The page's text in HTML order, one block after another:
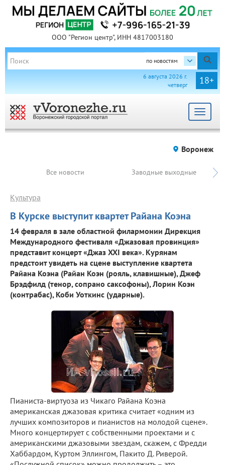
ООО "Регион центр", ИНН 4817003180
по новостям
18+
6 августа 2026 г.
четверг
Toggle
Воронеж
Все новости Заводные выходные
В Курске выступит квартет Райана Коэна
Культура
14 февраля в зале областной филармонии Дирекция
Международного фестиваля «Джазовая провинция»
представит концерт «Джаз XXI века». Курянам
предстоит увидеть на сцене выступление квартета
Райана Коэна (Райан Коэн (рояль, клавишные), Джеф
Брэдфилд (тенор, сопрано саксофоны), Лорин Коэн
(контрабас), Коби Уоткинс (ударные).
Пианиста-виртуоза из Чикаго Райана Коэна
американская джазовая критика считает «одним из
лучших композиторов и пианистов на молодой сцене».
Много концертирует с собственными проектами и с
американскими джазовыми звездам, скажем, с Фредди
Хаббардом, Куртом Эллингом, Пакито Д. Риверой.